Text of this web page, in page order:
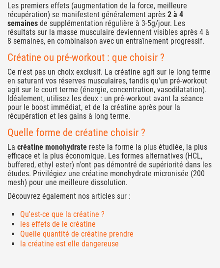
Les premiers effets (augmentation de la force, meilleure
récupération) se manifestent généralement après 2 à 4
semaines de supplémentation régulière à 3-5g/jour. Les
résultats sur la masse musculaire deviennent visibles après 4 à
8 semaines, en combinaison avec un entraînement progressif.
Créatine ou pré-workout : que choisir ?
Ce n'est pas un choix exclusif. La créatine agit sur le long terme
en saturant vos réserves musculaires, tandis qu'un pré-workout
agit sur le court terme (énergie, concentration, vasodilatation).
Idéalement, utilisez les deux : un pré-workout avant la séance
pour le boost immédiat, et de la créatine après pour la
récupération et les gains à long terme.
Quelle forme de créatine choisir ?
La créatine monohydrate reste la forme la plus étudiée, la plus
efficace et la plus économique. Les formes alternatives (HCL,
buffered, ethyl ester) n'ont pas démontré de supériorité dans les
études. Privilégiez une créatine monohydrate micronisée (200
mesh) pour une meilleure dissolution.
Découvrez également nos articles sur :
Qu'est-ce que la créatine ?
les effets de le créatine
Quelle quantité de créatine prendre
la créatine est elle dangereuse